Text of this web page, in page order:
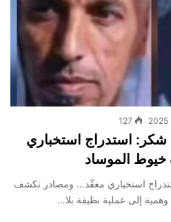
127
شكر: استدراج استخباري
الموساد
استخباري معقّد… ومصادر تكشف
إلى عملية نظيفة بلا…